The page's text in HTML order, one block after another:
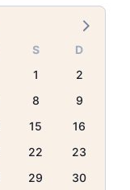
S
D
1
2
8
9
15
16
22
23
29
30